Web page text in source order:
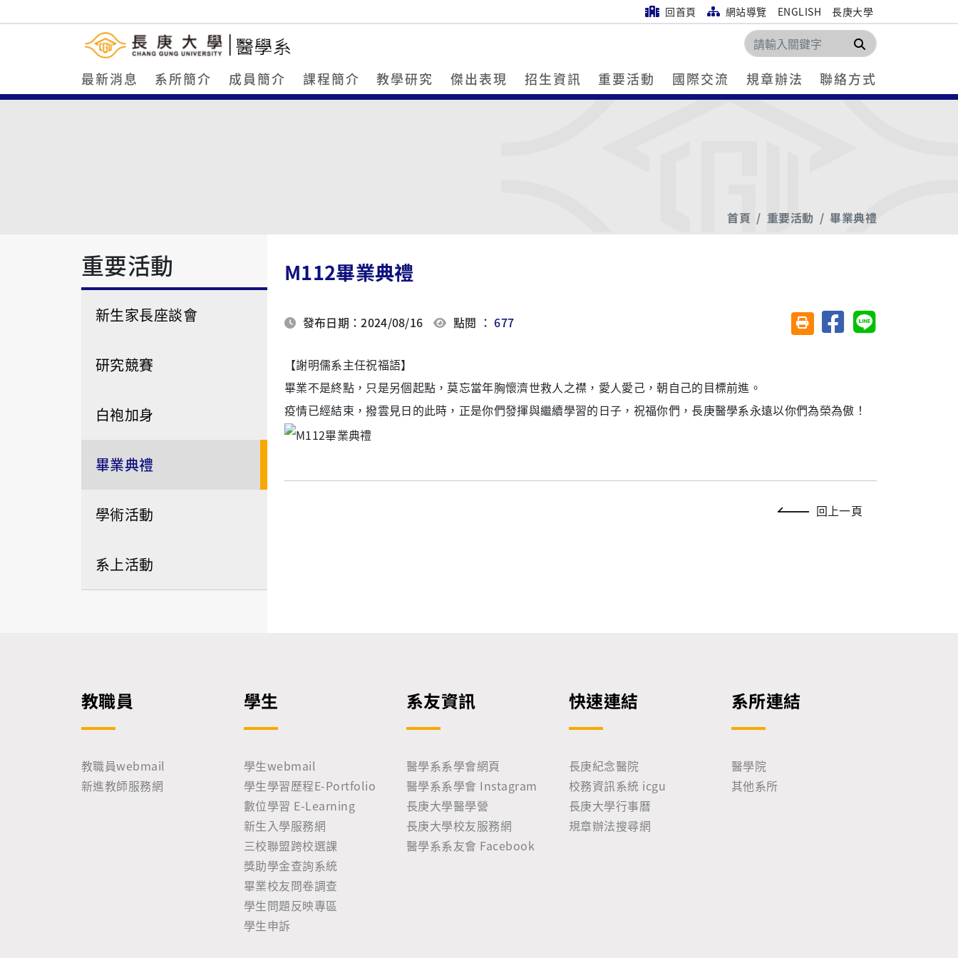
回首頁 網站導覽 ENGLISH 長庚大學
搜尋
最新消息 系所簡介 成員簡介 課程簡介 教學研究 傑出表現 招生資訊 重要活動 國際交流 規章辦法 聯絡方式
首頁 重要活動 畢業典禮
重要活動
新生家長座談會
研究競賽
白袍加身
畢業典禮
學術活動
系上活動
M112畢業典禮
發布日期：2024/08/16 點閱 ：677 友善列印(另開視窗)
分享至臉書分享至 Line
【謝明儒系主任祝福語】
畢業不是終點，只是另個起點，莫忘當年胸懷濟世救人之襟，愛人愛己，朝自己的目標前進。
疫情已經結束，撥雲見日的此時，正是你們發揮與繼續學習的日子，祝福你們，長庚醫學系永遠以你們為榮為傲！
回上一頁
教職員
教職員webmail
新進教師服務網
學生
學生webmail
學生學習歷程E-Portfolio
數位學習 E-Learning
新生入學服務網
三校聯盟跨校選課
獎助學金查詢系統
畢業校友問卷調查
學生問題反映專區
學生申訴
系友資訊
醫學系系學會網頁
醫學系系學會 Instagram
長庚大學醫學營
長庚大學校友服務網
醫學系系友會 Facebook
快速連結
長庚紀念醫院
校務資訊系統 icgu
長庚大學行事曆
規章辦法搜尋網
系所連結
醫學院
其他系所